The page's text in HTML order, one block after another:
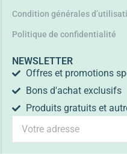
Condition générales
Politique de confidentialité
NEWSLETTER
Offres et promotions
Bons d'achat exclusifs
Produits gratuits et